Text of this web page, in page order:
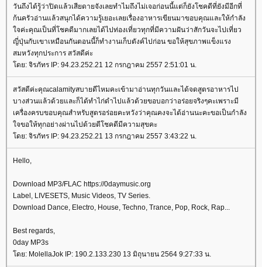
วันถึงได้รู้ว่าปิดแล้วเสียดายจังเลยทำไมถึงไม่เจอก่อนนี้แต่ก็ยังโชคดีที่ยังมีอีกที่
ก้นครัวอ่านแล้วสนุกได้ความรู้เยอะเลยเรื่องอาหารเขียนมาขอบคุณและให้กำลัง
จค่ะคุณเป็นที่โชคดีมากเลยได้ไปท่องเที่ยวทุกที่มีความฝันว่าสักวันจะไปเที่ยว
ญี่ปุ่นกับเขาเหมือนกันตอนนี้ก็ทำงานเก็บตังค์ไปก่อน ขอให้สุขภาพแข็งแรง
สมหวังทุกประการ สวัสดีค่ะ
ดย: จิรภัทร IP: 94.23.252.21 12 กรกฎาคม 2557 2:51:01 น.
สวัสดีค่ะคุณcalamityสบายดีไหมคะเข้ามาอ่านทุกวันและได้จดสูตรอาหารไป
บางส่วนแล้วด้วยและก็ได้ทำไก่ดำไปแล้วด้วยขอบอกว่าอร่อยจริงๆคะเพราะมี
เครื่องครบขอบคุณสำหรับสูตรอร่อยคะหวังว่าคุณคงจะได้อ่านนะคะขอเป็นกำลัง
จขอให้ทุกอย่างผ่านไปด้วยดีโชคดีมีความสุขคะ
ดย: จิรภัทร IP: 94.23.252.21 13 กรกฎาคม 2557 3:43:22 น.
Hello,
Download MP3/FLAC https://0daymusic.org
Label, LIVESETS, Music Videos, TV Series.
Download Dance, Electro, House, Techno, Trance, Pop, Rock, Rap...
Best regards,
0day MP3s
ดย: MolellaJok IP: 190.2.133.230 13 มิถุนายน 2564 9:27:33 น.